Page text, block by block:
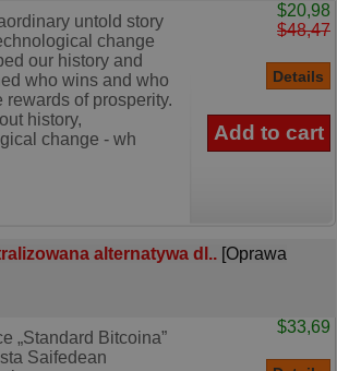
untold story
change
our history and
who wins and who
rewards of prosperity.
history,
change - wh
$20,98
$48,47
alternatywa dl.. [Oprawa
„Standard Bitcoina”
Saifedean
$33,69